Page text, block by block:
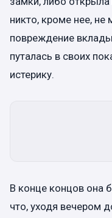
никто, кроме нее, не
повреждение
путалась в своих
истерику.
В конце концов она
что, уходя вечером